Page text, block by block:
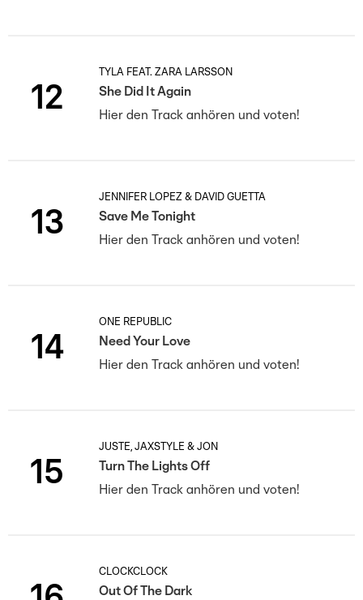
12
TYLA FEAT. ZARA LARSSON
She Did It Again
Hier den Track anhören und voten!
13
JENNIFER LOPEZ & DAVID GUETTA
Save Me Tonight
Hier den Track anhören und voten!
14
ONE REPUBLIC
Need Your Love
Hier den Track anhören und voten!
15
JUSTÈ, JAXSTYLE & JON
Turn The Lights Off
Hier den Track anhören und voten!
CLOCKCLOCK
Out Of The Dark